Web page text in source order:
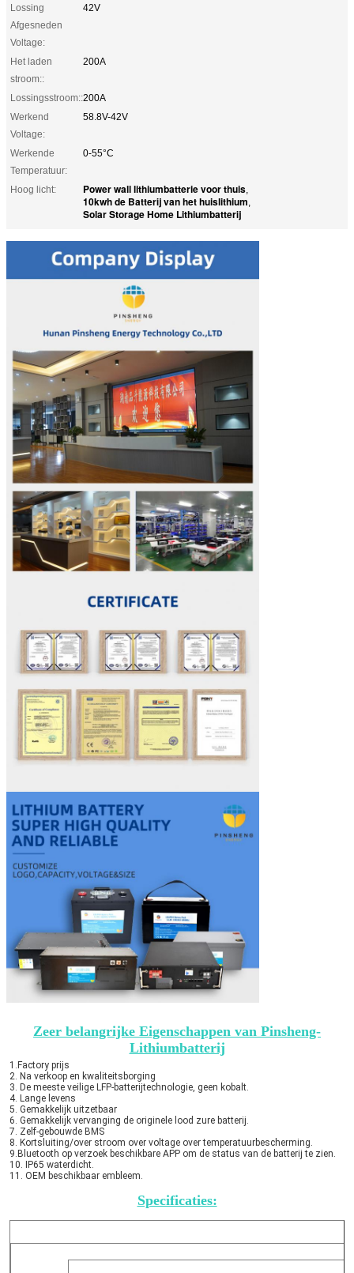
Lossing
Afgesneden
Voltage:
42V
Het laden
stroom::
200A
Lossingsstroom::200A
Werkend
Voltage:
58.8V-42V
Werkende
Temperatuur:
0-55°C
Hoog licht: Power wall lithiumbatterie voor thuis,
10kwh de Batterij van het huislithium,
Solar Storage Home Lithiumbatterij
Zeer belangrijke Eigenschappen van Pinsheng-
Lithiumbatterij
1.Factory prijs
2. Na verkoop en kwaliteitsborging
3. De meeste veilige LFP-batterijtechnologie, geen kobalt.
4. Lange levens
5. Gemakkelijk uitzetbaar
6. Gemakkelijk vervanging de originele lood zure batterij.
7. Zelf-gebouwde BMS
8. Kortsluiting/over stroom over voltage over temperatuurbescherming.
9.Bluetooth op verzoek beschikbare APP om de status van de batterij te zien.
10. IP65 waterdicht.
11. OEM beschikbaar embleem.
Specificaties: